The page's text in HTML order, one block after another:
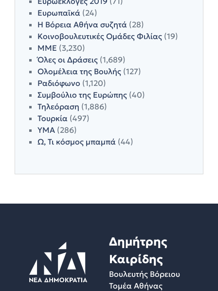
Ευρωπαϊκά (24)
Η Βόρεια Αθήνα συζητά (28)
Κοινοβουλευτικές Ομάδες Φιλίας (19)
ΜΜΕ (3,230)
Όλες οι Δράσεις (1,689)
Ολομέλεια της Βουλής (127)
Ραδιόφωνο (1,120)
Συμβούλιο της Ευρώπης (40)
Τηλεόραση (1,886)
Τουρκία (497)
ΥΜΑ (286)
Ω, Τι κόσμος μπαμπά (44)
Δημήτρης
Καιρίδης
Βουλευτής Βόρειου
Τομέα Αθήνας